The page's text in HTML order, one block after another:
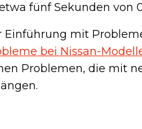
fünf Sekunden von
Einführung mit
bei Nissan-
Problemen, die mit